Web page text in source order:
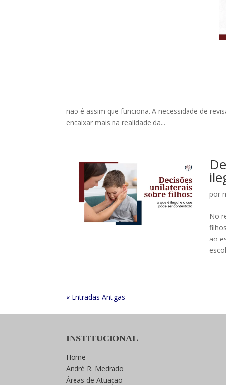
não é assim que funciona. A necessidade de
encaixar mais na realidade da...
por
No
ao
« Entradas Antigas
INSTITUCIONAL
Home
André R. Medrado
Áreas de Atuação